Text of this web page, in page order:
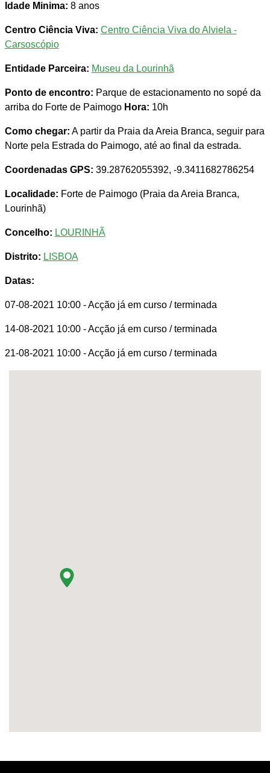
Idade Minima: 8 anos
Centro Ciência Viva: Centro Ciência Viva do Alviela -
Carsoscópio
Entidade Parceira: Museu da Lourinhã
Ponto de encontro: Parque de estacionamento no sopé da
arriba do Forte de Paimogo Hora: 10h
Como chegar: A partir da Praia da Areia Branca, seguir para
Norte pela Estrada do Paimogo, até ao final da estrada.
Coordenadas GPS: 39.28762055392, -9.3411682786254
Localidade: Forte de Paimogo (Praia da Areia Branca,
Lourinhã)
Concelho: LOURINHÃ
Distrito: LISBOA
Datas:
07-08-2021 10:00 - Acção já em curso / terminada
14-08-2021 10:00 - Acção já em curso / terminada
21-08-2021 10:00 - Acção já em curso / terminada